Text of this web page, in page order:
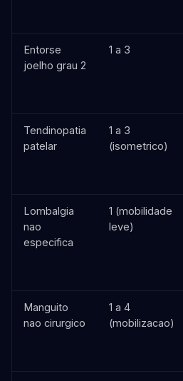
Entorse
joelho grau 2
1 a 3
Tendinopatia
patelar
1 a 3
(isometrico)
Lombalgia
nao
especifica
1 (mobilidade
leve)
Manguito
nao cirurgico
1 a 4
(mobilizacao)